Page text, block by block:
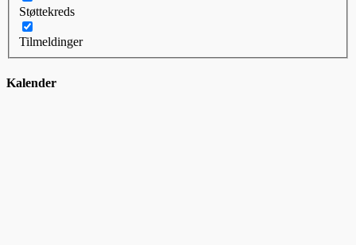
Støttekreds
Tilmeldinger
Kalender